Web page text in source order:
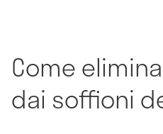
Come
dai soffioni